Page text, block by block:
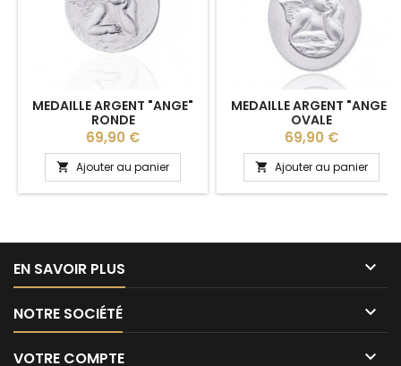
MEDAILLE ARGENT "ANGE"
RONDE
Prix
69,90 €
 Ajouter au panier
MEDAILLE ARGENT "ANGE"
OVALE
Prix
69,90 €
 Ajouter au panier
EN SAVOIR PLUS 
NOTRE SOCIÉTÉ 
VOTRE COMPTE 